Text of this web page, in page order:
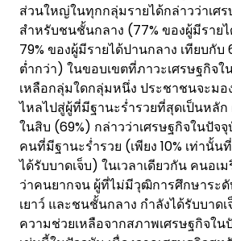
ส่วนใหญ่ในทุกกลุ่มรายได้กล่าวว่าเศ
สำหรับชนชั้นกลาง (77% ของผู้มีรายไ
79% ของผู้มีรายได้ปานกลาง เทียบกับ
ต่ำกว่า) ในขอบเขตที่ภาวะเศรษฐกิจใ
เหลือกลุ่มใดกลุ่มหนึ่ง ประชาชนจะมอ
ไหลไปสู่ผู้ที่มีฐานะร่ำรวยที่สุดเป็นหลั
ในสิบ (69%) กล่าวว่าเศรษฐกิจในปัจ
คนที่มีฐานะร่ำรวย (เพียง 10% เท่านั้
ได้รับบาดเจ็บ) ในเวลาเดียวกัน คนอ
ว่าคนยากจน ผู้ที่ไม่มีวุฒิการศึกษาระดั
เยาว์ และชนชั้นกลาง กำลังได้รับบาด
ความช่วยเหลือจากสภาพเศรษฐกิจใน